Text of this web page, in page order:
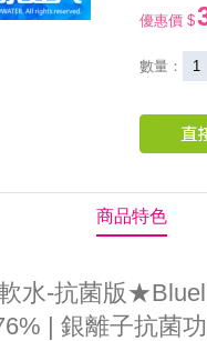
優惠價 $
數量：
商品特色
水-抗菌版
| 銀離子抗菌